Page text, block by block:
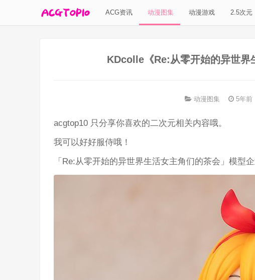
ACG资讯 动漫图集 动漫游戏 2.5次元
KDcolle《Re:从零开始的异世界
动漫图集 5年前
acgtop10 只分享你喜欢的二次元相关内容哦。
我可以好好服侍哦！
「Re:从零开始的异世界生活女主角们的茶会」模型